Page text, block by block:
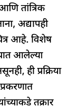
तांत्रिक
अद्यापही
आहे. विशेष
आलेल्या
ही प्रक्रिया
तक्रार